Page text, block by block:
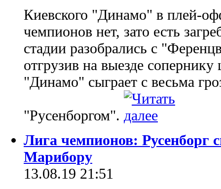
Киевского "Динамо" в плей-
чемпионов нет, зато есть
стадии разобрались с
отгрузив на выезде
"Динамо" сыграет с весьма
"Русенборгом".
Лига чемпионов: Русенборг
Марибору
13.08.19 21:51